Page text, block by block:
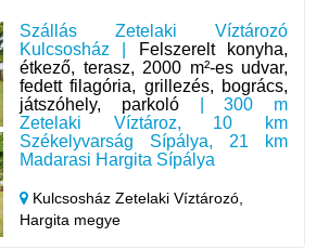
Szállás Zetelaki Víztározó
Kulcsosház |
Felszerelt konyha,
étkező, terasz, 2000 m²-es udvar,
fedett filagória, grillezés, bogrács,
játszóhely, parkoló| 300 m
Zetelaki Víztároz, 10 km
Székelyvarság Sípálya, 21 km
Madarasi Hargita Sípálya
Kulcsosház Zetelaki Víztározó,
Hargita megye